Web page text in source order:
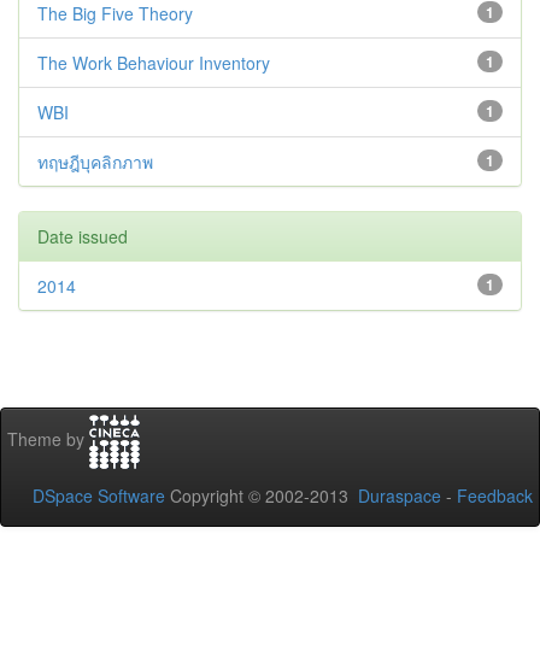
1
The Big Five Theory
1
The Work Behaviour Inventory
1
WBI
1
ทฤษฎีบุคลิกภาพ
Date issued
1
2014
Theme by
DSpace Software Copyright © 2002-2013 Duraspace - Feedback